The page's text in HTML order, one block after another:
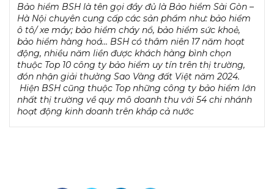
Bảo hiểm BSH là tên gọi đầy đủ là Bảo hiểm Sài Gòn –
Hà Nội chuyên cung cấp các sản phẩm như: bảo hiểm
ô tô/ xe máy; bảo hiểm cháy nổ, bảo hiểm sức khoẻ,
bảo hiểm hàng hoá… BSH có thâm niên 17 năm hoạt
động, nhiều năm liền được khách hàng bình chọn
thuộc Top 10 công ty bảo hiểm uy tín trên thị trường,
đón nhận giải thưởng Sao Vàng đất Việt năm 2024.
Hiện BSH cũng thuộc Top những công ty bảo hiểm lớn
nhất thị trường về quy mô doanh thu với 54 chi nhánh
hoạt động kinh doanh trên khắp cả nước